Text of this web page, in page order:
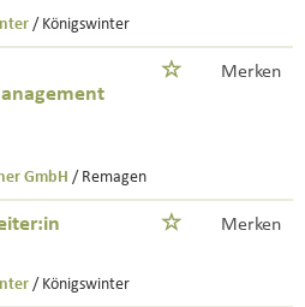
/ Königswinter
Merken
GmbH / Remagen
Merken
/ Königswinter